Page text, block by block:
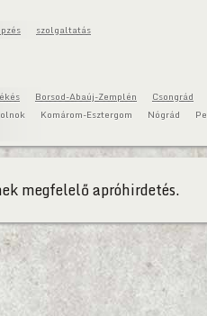
szolgaltatás
Borsod-Abaúj-Zemplén
Csongrád
Komárom-Esztergom Nógrád
megfelelő apróhirdetés.